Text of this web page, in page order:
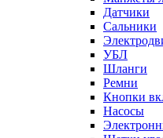
Датчики
Сальники
УБЛ
Шланги
Ремни
Кнопки
Насосы